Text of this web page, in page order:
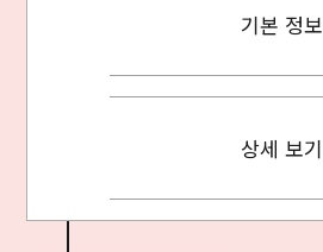
기본 정보
상세 보기